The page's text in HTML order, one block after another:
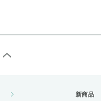
新商品